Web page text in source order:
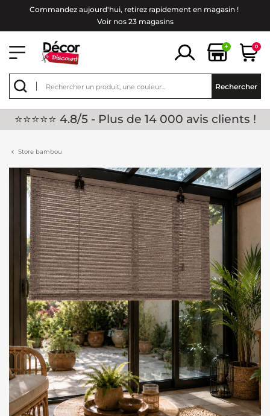
Commandez aujourd'hui, retirez rapidement en magasin !
Voir nos 23 magasins
+ 0
Rechercher
⭐⭐⭐⭐⭐ 4.8/5 - Plus de 14 000 avis clients !
Store bambou